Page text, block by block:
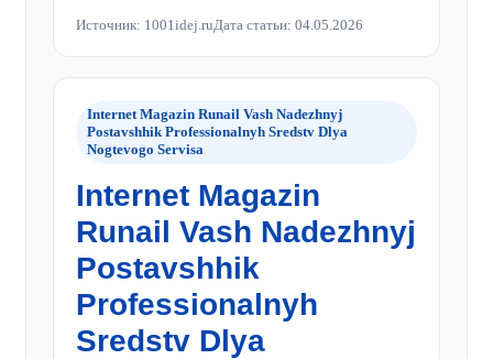
Источник: 1001idej.ruДата статьи: 04.05.2026
Internet Magazin Runail Vash Nadezhnyj
Postavshhik Professionalnyh Sredstv Dlya
Nogtevogo Servisa
Internet Magazin
Runail Vash Nadezhnyj
Postavshhik
Professionalnyh
Sredstv Dlya